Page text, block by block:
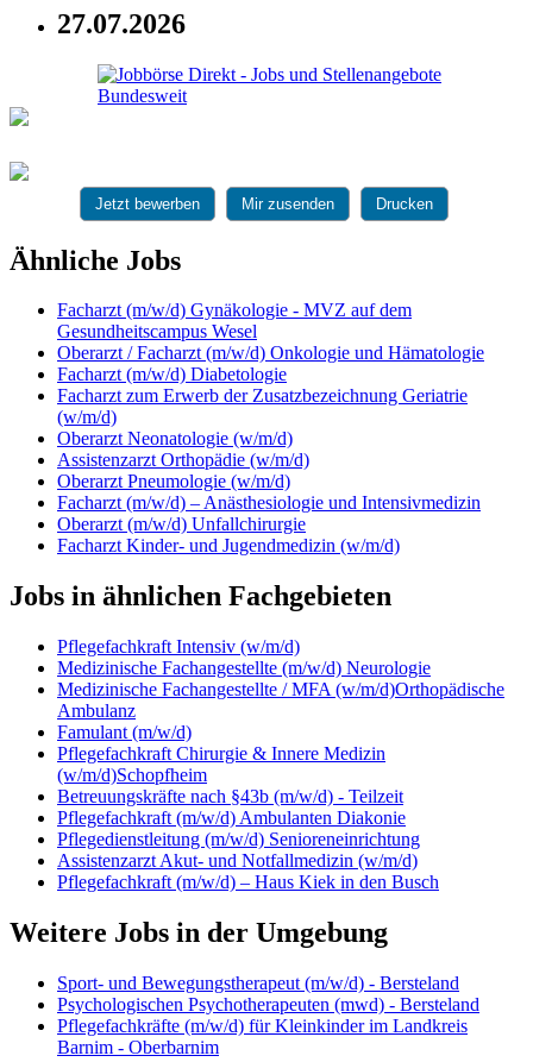
27.07.2026
Jetzt bewerben Mir zusenden Drucken
Ähnliche Jobs
Facharzt (m/w/d) Gynäkologie - MVZ auf dem
Gesundheitscampus Wesel
Oberarzt / Facharzt (m/w/d) Onkologie und Hämatologie
Facharzt (m/w/d) Diabetologie
Facharzt zum Erwerb der Zusatzbezeichnung Geriatrie
(w/m/d)
Oberarzt Neonatologie (w/m/d)
Assistenzarzt Orthopädie (w/m/d)
Oberarzt Pneumologie (w/m/d)
Facharzt (m/w/d) – Anästhesiologie und Intensivmedizin
Oberarzt (m/w/d) Unfallchirurgie
Facharzt Kinder- und Jugendmedizin (w/m/d)
Jobs in ähnlichen Fachgebieten
Pflegefachkraft Intensiv (w/m/d)
Medizinische Fachangestellte (m/w/d) Neurologie
Medizinische Fachangestellte / MFA (w/m/d)Orthopädische
Ambulanz
Famulant (m/w/d)
Pflegefachkraft Chirurgie & Innere Medizin
(w/m/d)Schopfheim
Betreuungskräfte nach §43b (m/w/d) - Teilzeit
Pflegefachkraft (m/w/d) Ambulanten Diakonie
Pflegedienstleitung (m/w/d) Senioreneinrichtung
Assistenzarzt Akut- und Notfallmedizin (w/m/d)
Pflegefachkraft (m/w/d) – Haus Kiek in den Busch
Weitere Jobs in der Umgebung
Sport- und Bewegungstherapeut (m/w/d) - Bersteland
Psychologischen Psychotherapeuten (mwd) - Bersteland
Pflegefachkräfte (m/w/d) für Kleinkinder im Landkreis
Barnim - Oberbarnim